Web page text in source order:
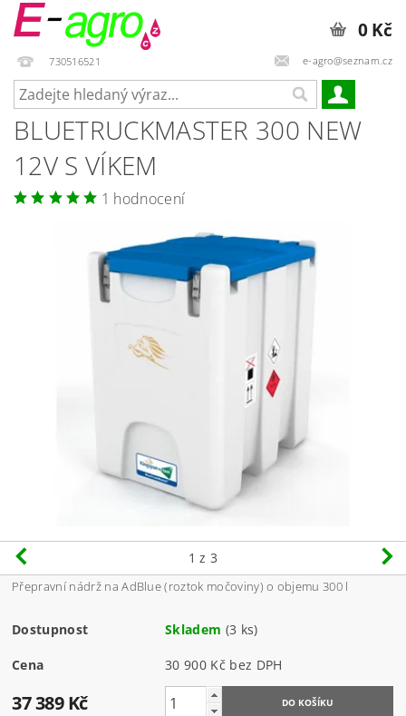
730516521 e-agro@seznam.cz
0 Kč
BLUETRUCKMASTER 300 NEW
12V S VÍKEM
1 hodnocení
1 z 3
Přepravní nádrž na AdBlue (roztok močoviny) o objemu 300 l
Dostupnost Skladem (3 ks)
Cena 30 900 Kč bez DPH
37 389 Kč